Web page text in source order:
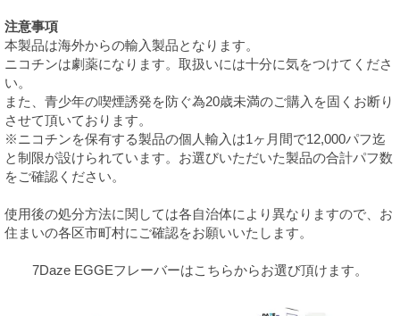
注意事項
本製品は海外からの輸入製品となります。
ニコチンは劇薬になります。取扱いには十分に気をつけてくださ
い。
また、青少年の喫煙誘発を防ぐ為20歳未満のご購入を固くお断り
させて頂いております。
※ニコチンを保有する製品の個人輸入は1ヶ月間で12,000パフ迄
と制限が設けられています。お選びいただいた製品の合計パフ数
をご確認ください。
使用後の処分方法に関しては各自治体により異なりますので、お
住まいの各区市町村にご確認をお願いいたします。
7Daze EGGEフレーバーはこちらからお選び頂けます。